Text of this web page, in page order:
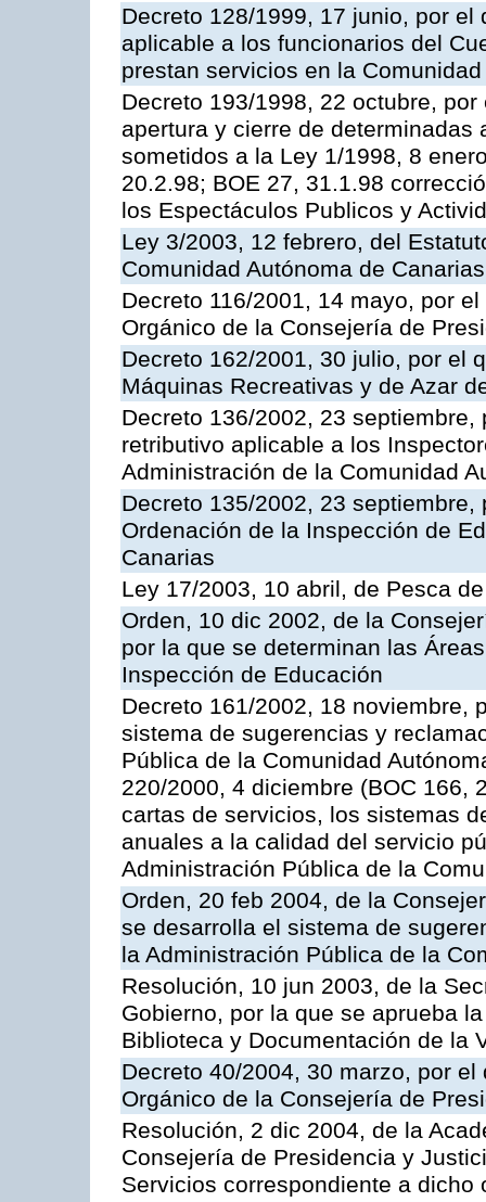
Decreto 128/1999, 17 junio, por
aplicable a los funcionarios del
prestan servicios en la
Decreto 193/1998, 22 octubre,
apertura y cierre de
sometidos a la Ley 1/1998, 8
20.2.98; BOE 27, 31.1.98
los Espectáculos Publicos y
Ley 3/2003, 12 febrero, del
Comunidad Autónoma de Canarias
Decreto 116/2001, 14 mayo, por
Orgánico de la Consejería de
Decreto 162/2001, 30 julio, por el
Máquinas Recreativas y de Azar
Decreto 136/2002, 23
retributivo aplicable a los
Administración de la Comunidad
Decreto 135/2002, 23
Ordenación de la Inspección de
Canarias
Ley 17/2003, 10 abril, de Pesca
Orden, 10 dic 2002, de la
por la que se determinan las
Inspección de Educación
Decreto 161/2002, 18 noviembre,
sistema de sugerencias y
Pública de la Comunidad
220/2000, 4 diciembre (BOC 166,
cartas de servicios, los sistemas
anuales a la calidad del servicio
Administración Pública de la
Orden, 20 feb 2004, de la
se desarrolla el sistema de
la Administración Pública de la
Resolución, 10 jun 2003, de la
Gobierno, por la que se aprueba
Biblioteca y Documentación de la
Decreto 40/2004, 30 marzo, por
Orgánico de la Consejería de
Resolución, 2 dic 2004, de la
Consejería de Presidencia y
Servicios correspondiente a dicho